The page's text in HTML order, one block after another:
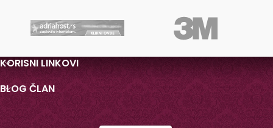
KORISNI LINKOVI
BLOG ČLAN